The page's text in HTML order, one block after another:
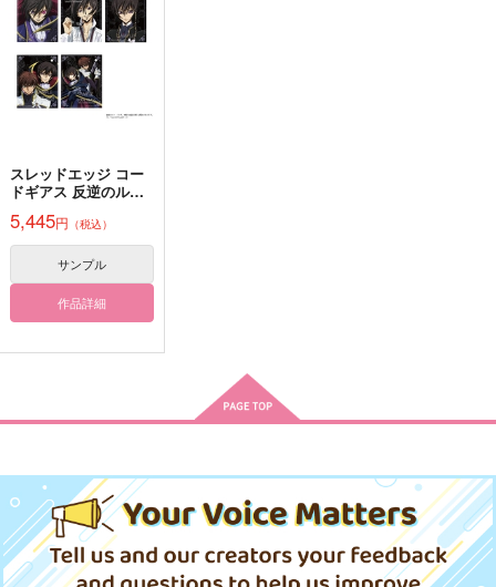
だからどっちなのよ！
はちみつカレー
629
夏油傑×五条悟
サンプル
専売 944円（税込）
東京卍リベンジャーズ
龍宮寺堅×三ツ谷隆
カート
銀木犀
専売 787円（税込）
東京卍リベンジャーズ
三ツ谷隆×花垣武道
専売 472円（税込）
東京卍リベンジャーズ
三ツ谷隆×女夢主
スレッドエッジ コー
ドギアス 反逆のルル
クチャーズ アクキー
カードコレクショ
ン BOX
5,445円 （税込）
サンプル
作品詳細